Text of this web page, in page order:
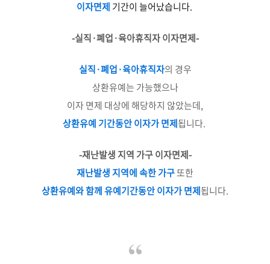
이자면제 기간이 늘어났습니다.
-실직·폐업·육아휴직자 이자면제-
실직·폐업·육아휴직자의 경우
상환유예는 가능했으나
이자 면제 대상에 해당하지 않았는데,
상환유예 기간동안 이자가 면제됩니다.
-재난발생 지역 가구 이자면제-
재난발생 지역에 속한 가구또한
상환유예와 함께 유예기간동안 이자가 면제됩니다.